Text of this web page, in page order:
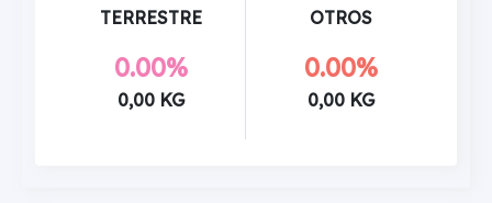
TERRESTRE
0.00%
0,00 KG
OTROS
0.00%
0,00 KG